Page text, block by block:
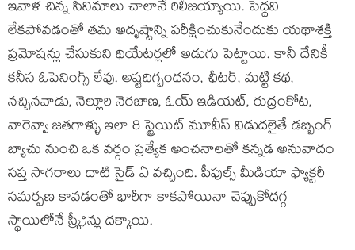
ఇవాళ చిన్న సినిమాలు చాలానే రిలీజయ్యాయి. పెద్దవి
లేకపోవడంతో తమ అదృష్టాన్ని పరీక్షించుకునేందుకు యథాశక్తి
ప్రమోషన్లు చేసుకుని థియేటర్లలో అడుగు పెట్టాయి. కానీ దేనికీ
కనీస ఓపెనింగ్స్ లేవు. అష్టదిగ్బంధనం, ఛీటర్, మట్టి కథ,
నచ్చినవాడు, నెల్లూరి నెరజాణ, ఓయ్ ఇడియట్, రుద్రంకోట,
వారెవ్వా జతగాళ్ళు ఇలా 8 స్ట్రెయిట్ మూవీస్ విడుదలైతే డబ్బింగ్
బ్యాచు నుంచి ఒక వర్గం ప్రత్యేక అంచనాలతో కన్నడ అనువాదం
సప్త సాగరాలు దాటి సైడ్ ఏ వచ్చింది. పీపుల్స్ మీడియా ఫ్యాక్టరీ
సమర్పణ కావడంతో భారీగా కాకపోయినా చెప్పుకోదగ్గ
స్థాయిలోనే స్క్రీన్లు దక్కాయి.